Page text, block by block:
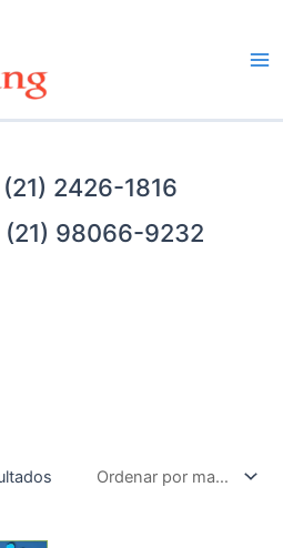
2426-1816
98066-9232
Classificado